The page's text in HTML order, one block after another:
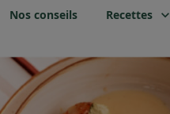
Nos conseils Recettes keyboard_arrow_down